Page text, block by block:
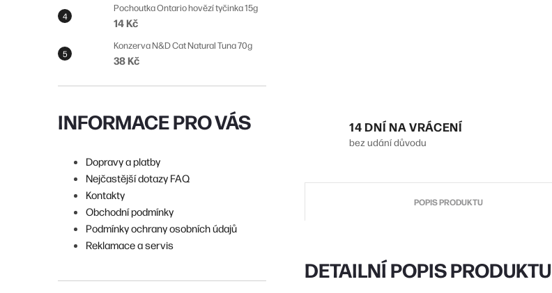
í
p
a
n
e
l
Pochoutka Ontario hovězí tyčinka 15g
14 Kč
Konzerva N&D Cat Natural Tuna 70g
38 Kč
INFORMACE PRO VÁS
Dopravy a platby
Nejčastější dotazy FAQ
Kontakty
Obchodní podmínky
Podmínky ochrany osobních údajů
Reklamace a servis
14 DNÍ NA VRÁCENÍ
bez udání důvodu
POPIS PRODUKTU
DETAILNÍ POPIS PRODUKTU